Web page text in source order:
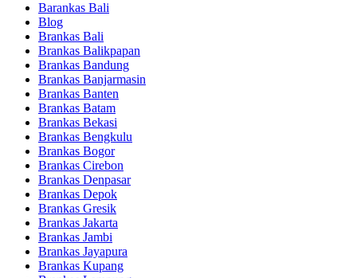
Barankas Bali
Blog
Brankas Bali
Brankas Balikpapan
Brankas Bandung
Brankas Banjarmasin
Brankas Banten
Brankas Batam
Brankas Bekasi
Brankas Bengkulu
Brankas Bogor
Brankas Cirebon
Brankas Denpasar
Brankas Depok
Brankas Gresik
Brankas Jakarta
Brankas Jambi
Brankas Jayapura
Brankas Kupang